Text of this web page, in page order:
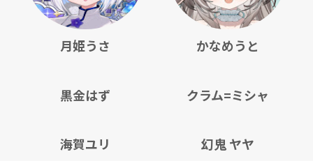
月姫うさ かなめうと
黒金はず クラム=ミシャ
海賀ユリ 幻鬼 ヤヤ